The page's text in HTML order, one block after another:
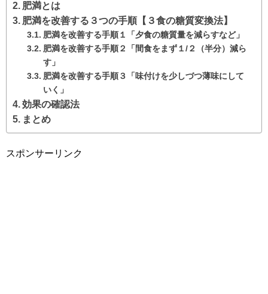
肥満とは
肥満を改善する３つの手順【３食の糖質変換法】
肥満を改善する手順１「夕食の糖質量を減らすなど」
肥満を改善する手順２「間食をまず１/２（半分）減ら
す」
肥満を改善する手順３「味付けを少しづつ薄味にして
いく」
効果の確認法
まとめ
スポンサーリンク